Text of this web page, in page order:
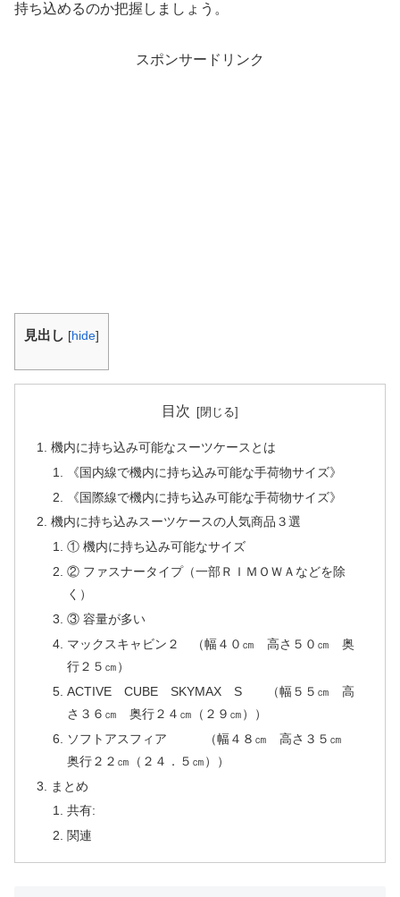
持ち込めるのか把握しましょう。
スポンサードリンク
見出し [hide]
目次
機内に持ち込み可能なスーツケースとは
《国内線で機内に持ち込み可能な手荷物サイズ》
《国際線で機内に持ち込み可能な手荷物サイズ》
機内に持ち込みスーツケースの人気商品３選
① 機内に持ち込み可能なサイズ
② ファスナータイプ（一部ＲＩＭＯＷＡなどを除
く）
③ 容量が多い
マックスキャビン２ （幅４０㎝ 高さ５０㎝ 奥
行２５㎝）
ACTIVE CUBE SKYMAX S （幅５５㎝ 高
さ３６㎝ 奥行２４㎝（２９㎝））
ソフトアスフィア （幅４８㎝ 高さ３５㎝
奥行２２㎝（２４．５㎝））
まとめ
共有:
関連